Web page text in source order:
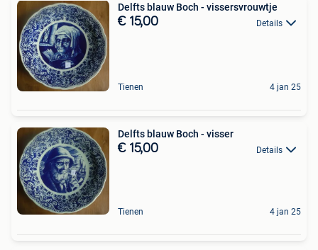
Delfts blauw Boch - vissersvrouwtje
€ 15,00 Details
Tienen 4 jan 25
Delfts blauw Boch - visser
€ 15,00 Details
Tienen 4 jan 25